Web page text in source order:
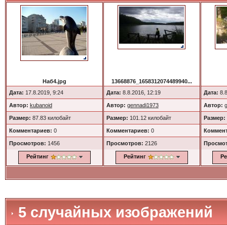
Наб4.jpg
Дата: 17.8.2019, 9:24
Автор: kubanoid
Размер: 87.83 килобайт
Комментариев: 0
Просмотров: 1456
Рейтинг
13668876_1658312074489940...
Дата: 8.8.2016, 12:19
Автор: gennadi1973
Размер: 101.12 килобайт
Комментариев: 0
Просмотров: 2126
Рейтинг
Дата:
Автор:
Размер:
5 случайных изображений